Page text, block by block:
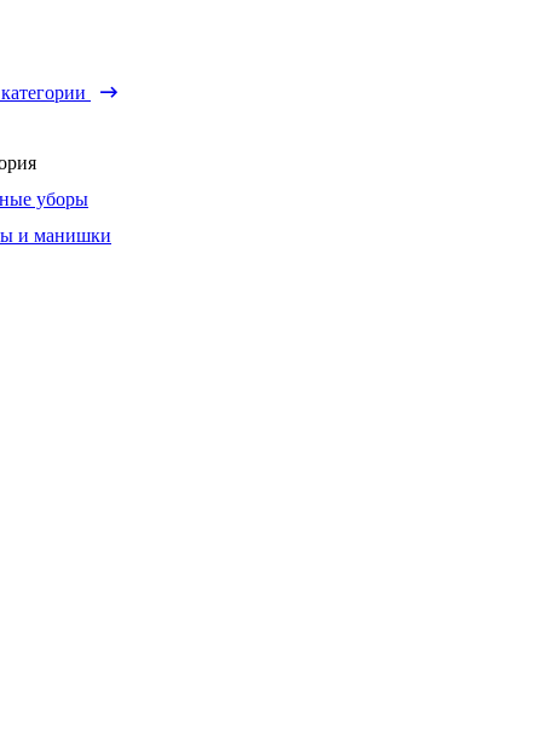
уборы
и манишки